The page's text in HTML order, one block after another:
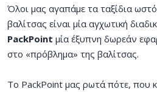
Όλοι μας αγαπάμε τα ταξίδια
βαλίτσας είναι μία αγχωτική
PackPoint μία έξυπνη δωρεάν
στο «πρόβλημα» της βαλίτσας.
Το PackPoint μας ρωτά πότε, που